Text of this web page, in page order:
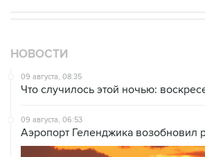
НОВОСТИ
09 августа, 08:35
Что случилось этой ночью:
09 августа, 06:53
Аэропорт Геленджика возобновил